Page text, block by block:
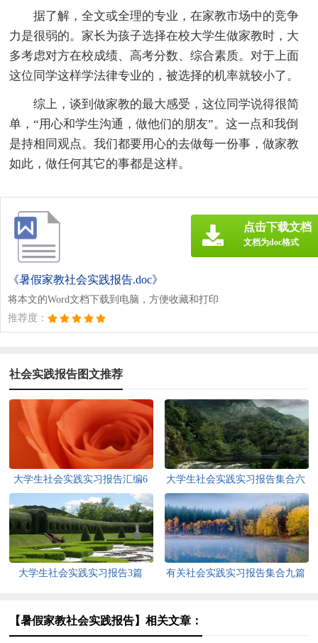
据了解，全文或全理的专业，在家教市场中的竞争
力是很弱的。家长为孩子选择在校大学生做家教时，大
多考虑对方在校成绩、高考分数、综合素质。对于上面
这位同学这样学法律专业的，被选择的机率就较小了。
综上，谈到做家教的最大感受，这位同学说得很简
单，“用心和学生沟通，做他们的朋友”。这一点和我倒
是持相同观点。我们都要用心的去做每一份事，做家教
如此，做任何其它的事都是这样。
《暑假家教社会实践报告.doc》
将本文的Word文档下载到电脑，方便收藏和打印
推荐度：
点击下载文档
文档为doc格式
社会实践报告图文推荐
大学生社会实践实习报告汇编6
篇
大学生社会实践实习报告集合六
篇
大学生社会实践实习报告3篇 有关社会实践实习报告集合九篇
【暑假家教社会实践报告】相关文章：